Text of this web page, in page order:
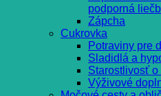
podporná
Zápcha
Cukrovka
Potraviny pre
Sladidlá a
Starostlivosť
Výživové